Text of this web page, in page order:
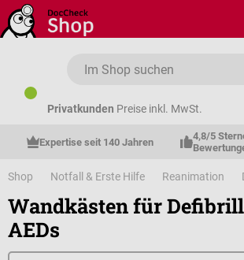
Zum Hauptinhalt springen
Privatkunden Preise inkl. MwSt.
Expertise seit 140 Jahren
4,8/5
Shop Notfall & Erste Hilfe Reanimation
Wandkästen für
AEDs